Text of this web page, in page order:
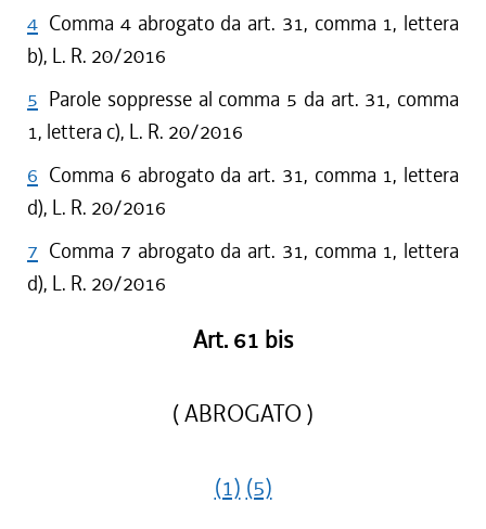
4 Comma 4 abrogato da art. 31, comma 1, lettera
b), L. R. 20/2016
5 Parole soppresse al comma 5 da art. 31, comma
1, lettera c), L. R. 20/2016
6 Comma 6 abrogato da art. 31, comma 1, lettera
d), L. R. 20/2016
7 Comma 7 abrogato da art. 31, comma 1, lettera
d), L. R. 20/2016
Art. 61 bis
( ABROGATO )
(1) (5)